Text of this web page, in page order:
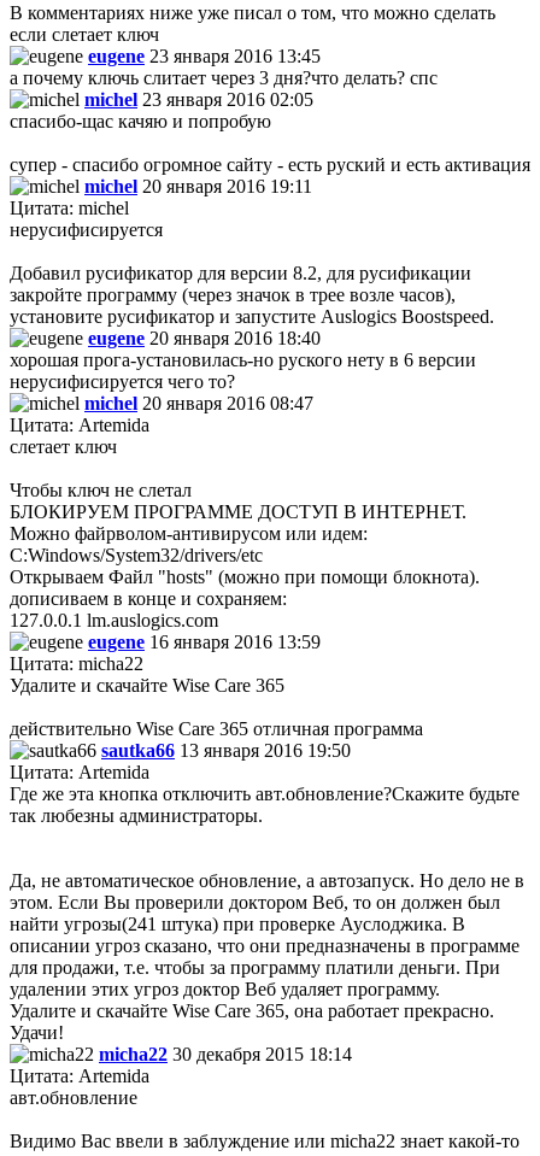
В комментариях ниже уже писал о том, что можно сделать
если слетает ключ
eugene 23 января 2016 13:45
а почему ключь слитает через 3 дня?что делать? спс
michel 23 января 2016 02:05
спасибо-щас качяю и попробую
супер - спасибо огромное сайту - есть руский и есть активация
michel 20 января 2016 19:11
Цитата: michel
нерусифисируется
Добавил русификатор для версии 8.2, для русификации
закройте программу (через значок в трее возле часов),
установите русификатор и запустите Auslogics Boostspeed.
eugene 20 января 2016 18:40
хорошая прога-установилась-но руского нету в 6 версии
нерусифисируется чего то?
michel 20 января 2016 08:47
Цитата: Artemida
слетает ключ
Чтобы ключ не слетал
БЛОКИРУЕМ ПРОГРАММЕ ДОСТУП В ИНТЕРНЕТ.
Можно файрволом-антивирусом или идем:
C:Windows/System32/drivers/etc
Открываем Файл "hosts" (можно при помощи блокнота).
дописиваем в конце и сохраняем:
127.0.0.1 lm.auslogics.com
eugene 16 января 2016 13:59
Цитата: micha22
Удалите и скачайте Wise Care 365
действительно Wise Care 365 отличная программа
sautka66 13 января 2016 19:50
Цитата: Artemida
Где же эта кнопка отключить авт.обновление?Скажите будьте
так любезны администраторы.
Да, не автоматическое обновление, а автозапуск. Но дело не в
этом. Если Вы проверили доктором Веб, то он должен был
найти угрозы(241 штука) при проверке Ауслоджика. В
описании угроз сказано, что они предназначены в программе
для продажи, т.е. чтобы за программу платили деньги. При
удалении этих угроз доктор Веб удаляет программу.
Удалите и скачайте Wise Care 365, она работает прекрасно.
Удачи!
micha22 30 декабря 2015 18:14
Цитата: Artemida
авт.обновление
Видимо Вас ввели в заблуждение или micha22 знает какой-то